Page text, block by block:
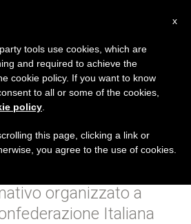
per la
e metodi
organizzato a
Italiana
x
tools use cookies, which are
and required to achieve the
cookie policy. If you want to know
to all or some of the cookies,
policy
this page, clicking a link or
you agree to the use of cookies.